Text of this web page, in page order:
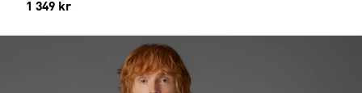
Pris
1 349 kr